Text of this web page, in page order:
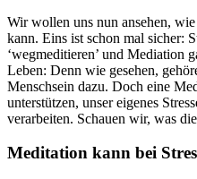
Wir wollen uns nun ansehen,
kann. Eins ist schon mal sicher:
‘wegmeditieren’ und Mediation
Leben: Denn wie gesehen,
Menschsein dazu. Doch eine
unterstützen, unser eigenes
verarbeiten. Schauen wir, was
Meditation kann bei